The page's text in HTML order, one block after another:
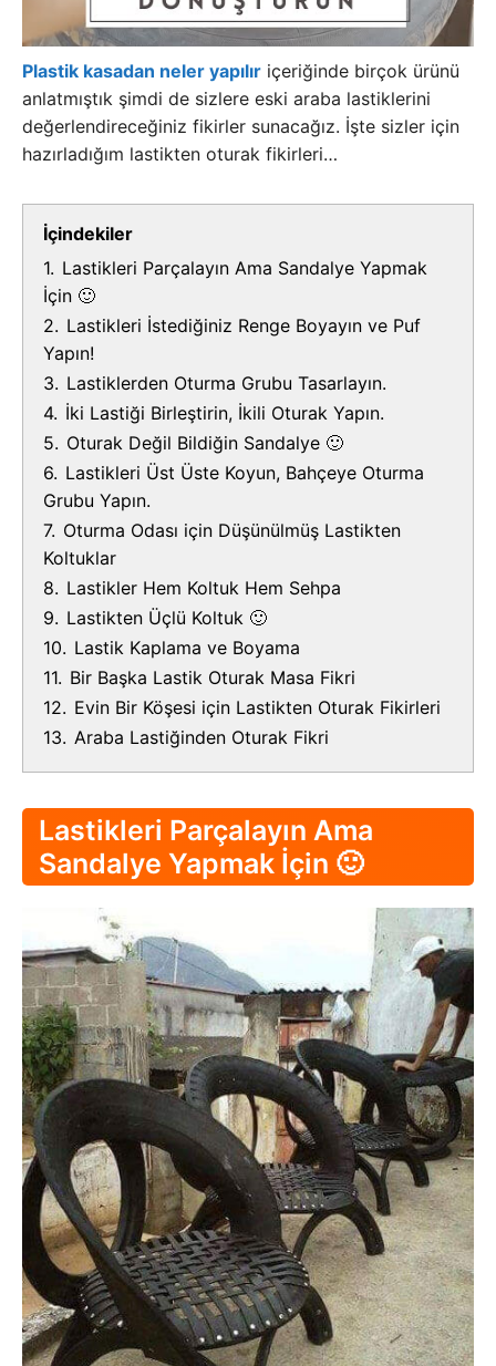
Plastik kasadan neler yapılır içeriğinde birçok ürünü
anlatmıştık şimdi de sizlere eski araba lastiklerini
değerlendireceğiniz fikirler sunacağız. İşte sizler için
hazırladığım lastikten oturak fikirleri…
İçindekiler
1. Lastikleri Parçalayın Ama Sandalye Yapmak
İçin 🙂
2. Lastikleri İstediğiniz Renge Boyayın ve Puf
Yapın!
3. Lastiklerden Oturma Grubu Tasarlayın.
4. İki Lastiği Birleştirin, İkili Oturak Yapın.
5. Oturak Değil Bildiğin Sandalye 🙂
6. Lastikleri Üst Üste Koyun, Bahçeye Oturma
Grubu Yapın.
7. Oturma Odası için Düşünülmüş Lastikten
Koltuklar
8. Lastikler Hem Koltuk Hem Sehpa
9. Lastikten Üçlü Koltuk 🙂
10. Lastik Kaplama ve Boyama
11. Bir Başka Lastik Oturak Masa Fikri
12. Evin Bir Köşesi için Lastikten Oturak Fikirleri
13. Araba Lastiğinden Oturak Fikri
Lastikleri Parçalayın Ama
Sandalye Yapmak İçin 🙂